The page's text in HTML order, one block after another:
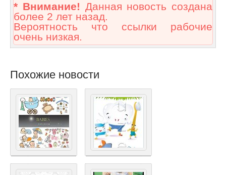
* Внимание! Данная новость создана
более 2 лет назад.
Вероятность что ссылки рабочие
очень низкая.
Похожие новости